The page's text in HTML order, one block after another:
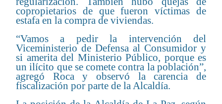
copropietarios de que fueron víctimas de
estafa en la compra de viviendas.
“Vamos a pedir la intervención del
Viceministerio de Defensa al Consumidor y
si amerita del Ministerio Público, porque es
un ilícito que se comete contra la población”,
agregó Roca y observó la carencia de
fiscalización por parte de la Alcaldía.